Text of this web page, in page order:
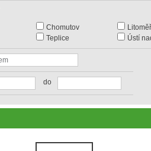
Chomutov
Teplice Ústí
do